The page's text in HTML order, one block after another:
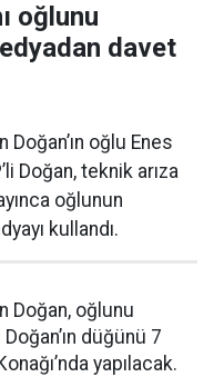
oğlunu
davet
oğlu Enes
Doğan, teknik arıza
oğlunun
kullandı.
Doğan, oğlunu
düğünü 7
yapılacak.